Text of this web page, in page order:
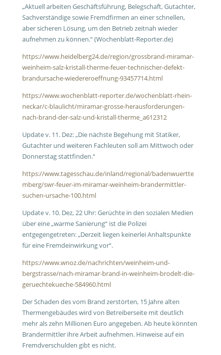
„Aktuell arbeiten Geschäftsführung, Belegschaft, Gutachter,
Sachverständige sowie Fremdfirmen an einer schnellen,
aber sicheren Lösung, um den Betrieb zeitnah wieder
aufnehmen zu können.“ (Wochenblatt-Reporter.de)
https://www.heidelberg24.de/region/grossbrand-miramar-
weinheim-salz-kristall-therme-feuer-technischer-defekt-
brandursache-wiedereroeffnung-93457714.html
https://www.wochenblatt-reporter.de/wochenblatt-rhein-
neckar/c-blaulicht/miramar-grosse-herausforderungen-
nach-brand-der-salz-und-kristall-therme_a612312
Update v. 11. Dez: „Die nächste Begehung mit Statiker,
Gutachter und weiteren Fachleuten soll am Mittwoch oder
Donnerstag stattfinden.“
https://www.tagesschau.de/inland/regional/badenwuertte
mberg/swr-feuer-im-miramar-weinheim-brandermittler-
suchen-ursache-100.html
Update v. 10. Dez, 22 Uhr: Gerüchte in den sozialen Medien
über eine „warme Sanierung“ ist die Polizei
entgegengetreten: „Derzeit liegen keinerlei Anhaltspunkte
für eine Fremdeinwirkung vor“.
https://www.wnoz.de/nachrichten/weinheim-und-
bergstrasse/nach-miramar-brand-in-weinheim-brodelt-die-
geruechtekueche-584960.html
Der Schaden des vom Brand zerstörten, 15 Jahre alten
Thermengebäudes wird von Betreiberseite mit deutlich
mehr als zehn Millionen Euro angegeben. Ab heute könnten
Brandermittler ihre Arbeit aufnehmen. Hinweise auf ein
Fremdverschulden gibt es nicht.